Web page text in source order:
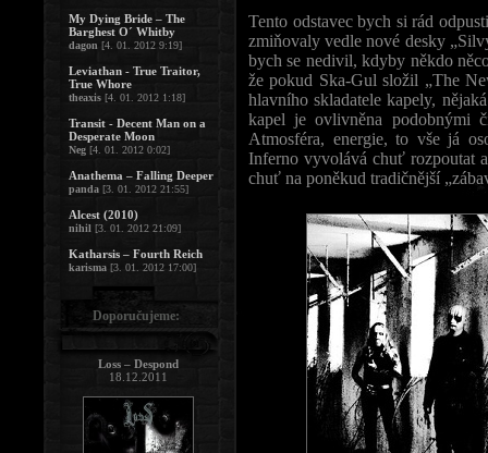
Tento odstavec bych si rád
zmiňovaly vedle nové desky
bych se nedivil, kdyby někdo
že pokud Ska-Gul složil „The
hlavního skladatele kapely,
kapel je ovlivněna podobnými
Atmosféra, energie, to vše já
Inferno vyvolává chuť rozpoutat
chuť na poněkud tradičnější
My Dying Bride – The
Barghest O´ Whitby
dagon [4. 01. 2012 9:19]
Leviathan - True Traitor,
True Whore
theaxis [4. 01. 2012 1:18]
Transit - Decent Man on a
Desperate Moon
Neg [4. 01. 2012 0:02]
Anathema – Falling Deeper
panda [3. 01. 2012 21:55]
Alcest (2010)
nihil [3. 01. 2012 21:09]
Katharsis – Fourth Reich
karisma [3. 01. 2012 17:00]
Doporučujeme:
Loss – Despond
18.12.2011